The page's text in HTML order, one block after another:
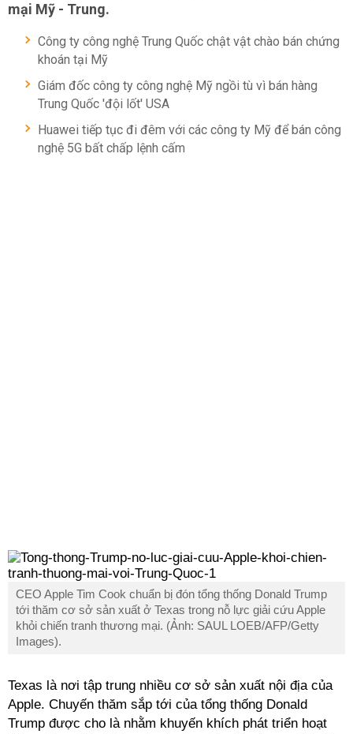
mại Mỹ - Trung.
Công ty công nghệ Trung Quốc chật vật chào bán chứng
khoán tại Mỹ
Giám đốc công ty công nghệ Mỹ ngồi tù vì bán hàng
Trung Quốc 'đội lốt' USA
Huawei tiếp tục đi đêm với các công ty Mỹ để bán công
nghệ 5G bất chấp lệnh cấm
CEO Apple Tim Cook chuẩn bị đón tổng thống Donald Trump
tới thăm cơ sở sản xuất ở Texas trong nỗ lực giải cứu Apple
khỏi chiến tranh thương mại. (Ảnh: SAUL LOEB/AFP/Getty
Images).
Texas là nơi tập trung nhiều cơ sở sản xuất nội địa của
Apple. Chuyến thăm sắp tới của tổng thống Donald
Trump được cho là nhằm khuyến khích phát triển hoạt